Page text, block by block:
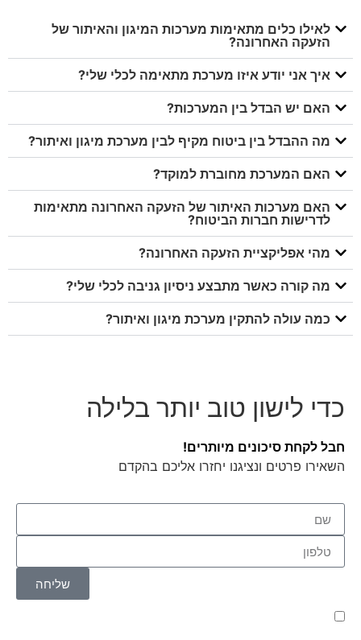
לאילו כלים מתאימות מערכות המיגון והאיתור של
הזעקה האחרונה?
איך אני יודע איזו מערכת מתאימה לכלי שלי?
האם יש הבדל בין המערכות?
מה ההבדל בין ביטוח מקיף לבין מערכת מיגון ואיתור?
האם המערכת מחוברת למוקד?
האם מערכות האיתור של הזעקה האחרונה מתאימות
לדרישות חברות הביטוח?
מהי אפליקציית הזעקה האחרונה?
מה קורה כאשר מתבצע ניסיון גניבה לכלי שלי?
כמה עולה להתקין מערכת מיגון ואיתור?
כדי לישון טוב יותר בלילה
חבל לקחת סיכונים מיותרים!
השאירו פרטים ונציגנו יחזרו אליכם בהקדם
שליחה